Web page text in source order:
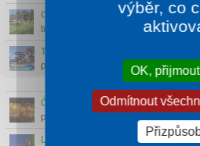
Chata pod Suchým- Chata je
túry po Malý...
Turčianske Teplice
- Nádherné
par...
Česko-slovenský mechanický
pohyblivé fig...
Lanové centrum Sun Paradise
výběr, co
OK,
Odmítnout